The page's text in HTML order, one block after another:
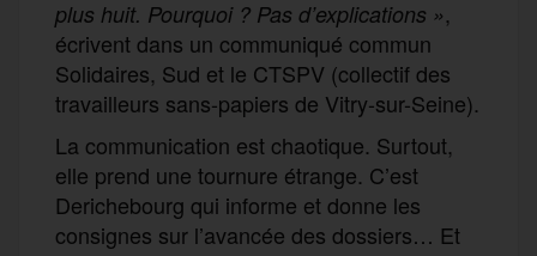
plus huit. Pourquoi ? Pas d’explications »,
écrivent dans un communiqué commun
Solidaires, Sud et le CTSPV (collectif des
travailleurs sans-papiers de Vitry-sur-Seine).
La communication est chaotique. Surtout,
elle prend une tournure étrange. C’est
Derichebourg qui informe et donne les
consignes sur l’avancée des dossiers… Et